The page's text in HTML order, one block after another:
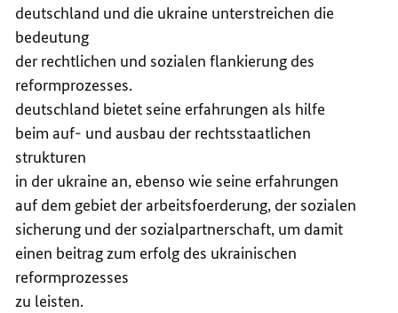
deutschland und die ukraine unterstreichen die
bedeutung
der rechtlichen und sozialen flankierung des
reformprozesses.
deutschland bietet seine erfahrungen als hilfe
beim auf- und ausbau der rechtsstaatlichen
strukturen
in der ukraine an, ebenso wie seine erfahrungen
auf dem gebiet der arbeitsfoerderung, der sozialen
sicherung und der sozialpartnerschaft, um damit
einen beitrag zum erfolg des ukrainischen
reformprozesses
zu leisten.